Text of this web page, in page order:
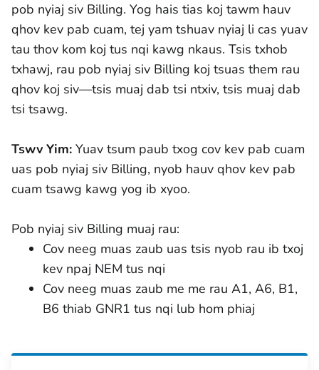
pob nyiaj siv Billing. Yog hais tias koj tawm hauv
qhov kev pab cuam, tej yam tshuav nyiaj li cas yuav
tau thov kom koj tus nqi kawg nkaus. Tsis txhob
txhawj, rau pob nyiaj siv Billing koj tsuas them rau
qhov koj siv—tsis muaj dab tsi ntxiv, tsis muaj dab
tsi tsawg.
Tswv Yim: Yuav tsum paub txog cov kev pab cuam
uas pob nyiaj siv Billing, nyob hauv qhov kev pab
cuam tsawg kawg yog ib xyoo.
Pob nyiaj siv Billing muaj rau:
Cov neeg muas zaub uas tsis nyob rau ib txoj
kev npaj NEM tus nqi
Cov neeg muas zaub me me rau A1, A6, B1,
B6 thiab GNR1 tus nqi lub hom phiaj